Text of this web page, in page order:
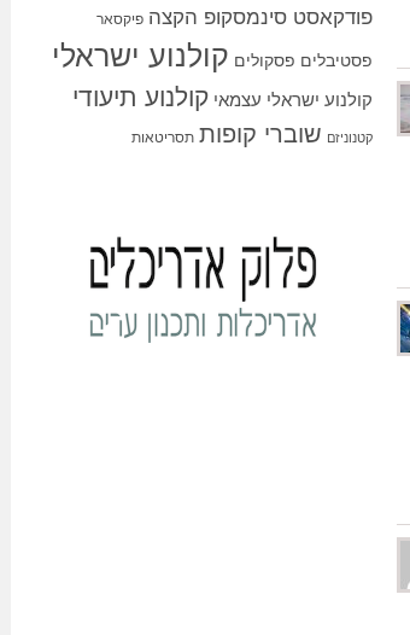
פודקאסט סינמסקופ הקצה פיקסאר
פסטיבלים פסקולים קולנוע ישראלי
קולנוע ישראלי עצמאי קולנוע תיעודי
קטנוניזם שוברי קופות תסריטאות